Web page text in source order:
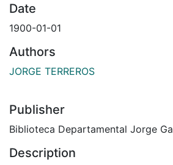
Date
1900-01-01
Authors
JORGE TERREROS
Publisher
Biblioteca Departamental Jorge
Description